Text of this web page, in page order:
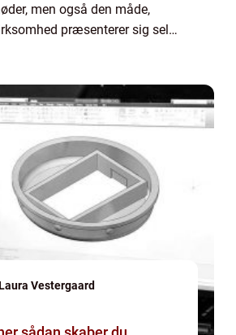
men også den måde,
præsenterer sig selv
Vestergaard